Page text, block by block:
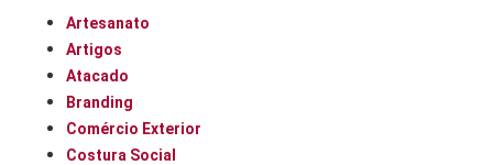
Artesanato
Artigos
Atacado
Branding
Comércio Exterior
Costura Social